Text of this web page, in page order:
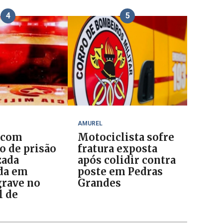
4
de prisão
em
no
de
5
AMUREL
Motociclista sofre
fratura exposta
após colidir contra
poste em Pedras
Grandes